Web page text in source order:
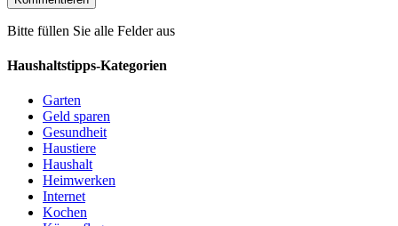
Bitte füllen Sie alle Felder aus
Haushaltstipps-Kategorien
Garten
Geld sparen
Gesundheit
Haustiere
Haushalt
Heimwerken
Internet
Kochen